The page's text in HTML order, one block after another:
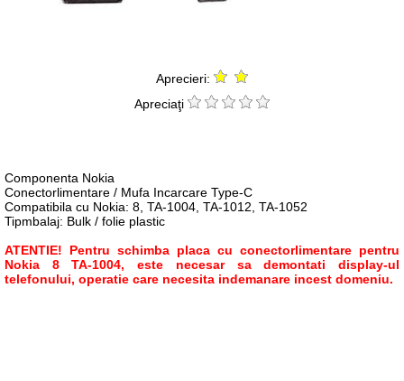
Aprecieri:
Apreciaţi
Componenta Nokia
Conectorlimentare / Mufa Incarcare Type-C
Compatibila cu Nokia: 8, TA-1004, TA-1012, TA-1052
Tipmbalaj: Bulk / folie plastic
ATENTIE! Pentru schimba placa cu conectorlimentare pentru
Nokia 8 TA-1004, este necesar sa demontati display-ul
telefonului, operatie care necesita indemanare incest domeniu.